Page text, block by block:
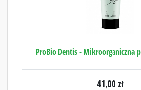
ProBio Dentis - Mikroorganiczna
41,00 zł